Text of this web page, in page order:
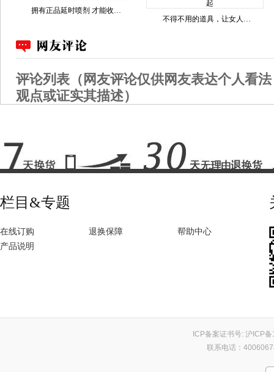
拥有正品延时喷剂 才能收…
不得不用的道具，让女人…
评论列表（网友评论仅供网友表达个人看
观点或证实其描述）
栏目&专题
在线订购 退换保障
帮助中心
产品说明
ICP备案证书号: 沪ICP
联系电话：